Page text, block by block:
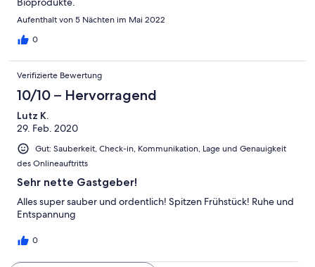
Aufenthalt von 5 Nächten im Mai 2022
0
Verifizierte Bewertung
10/10 – Hervorragend
Lutz K.
29. Feb. 2020
Gut: Sauberkeit, Check-in, Kommunikation, Lage und Genauigkeit
des Onlineauftritts
Sehr nette Gastgeber!
Alles super sauber und ordentlich! Spitzen Frühstück! Ruhe und
Entspannung
0